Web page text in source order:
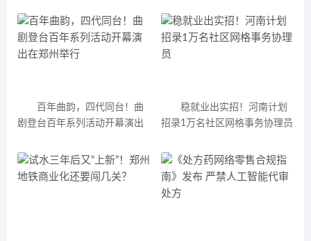
百年曲韵，四代同台！曲
剧登台百年系列活动开幕演出
稳就业出实招！河南计划
招录1万名社区网格事务协理员